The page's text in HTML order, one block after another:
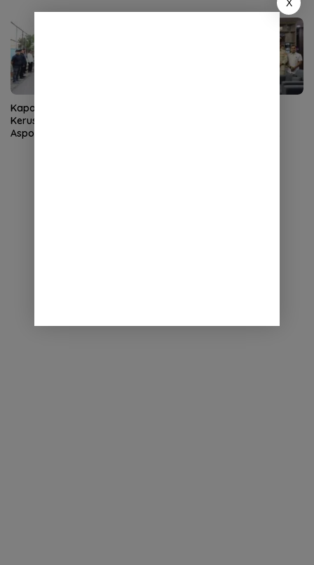
Humanis
Kapolda Aceh Tinjau
Kerusakan Rumah Dinas
Aspol Lamteumen I Diterjang
X